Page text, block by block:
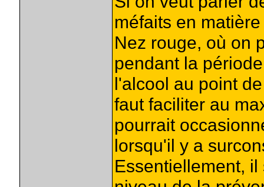
méfaits en
Nez rouge, où on
pendant la
l'alcool au point
faut faciliter au
pourrait
lorsqu'il y a
Essentiellement,